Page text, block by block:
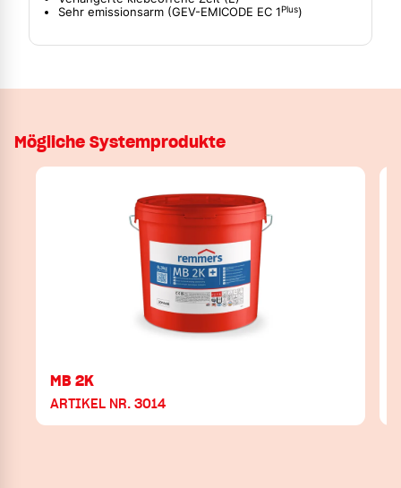
Sehr emissionsarm (GEV-EMICODE EC 1Plus)
Mögliche Systemprodukte
MB 2K
ARTIKEL NR. 3014